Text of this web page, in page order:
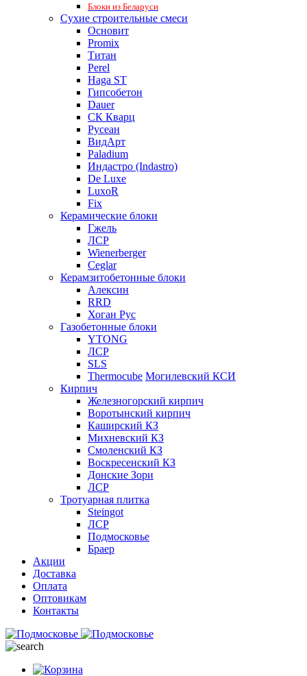
Блоки из Беларуси
Сухие строительные смеси
Основит
Promix
Титан
Perel
Haga ST
Гипсобетон
Dauer
СК Кварц
Русеан
ВидАрт
Paladium
Индастро (Indastro)
De Luxe
LuxoR
Fix
Керамические блоки
Гжель
ЛСР
Wienerberger
Ceglar
Керамзитобетонные блоки
Алексин
RRD
Хоган Рус
Газобетонные блоки
YTONG
ЛСР
SLS
Thermocube Могилевский КСИ
Кирпич
Железногорский кирпич
Воротынский кирпич
Каширский КЗ
Михневский КЗ
Смоленский КЗ
Воскресенский КЗ
Донские Зори
ЛСР
Тротуарная плитка
Steingot
ЛСР
Подмосковье
Браер
Акции
Доставка
Оплата
Оптовикам
Контакты